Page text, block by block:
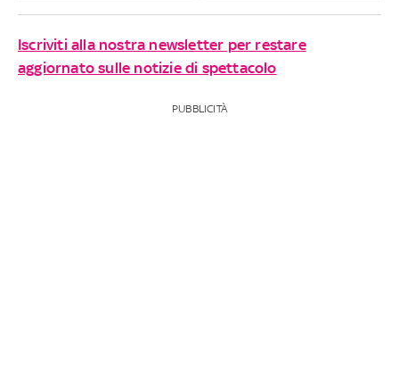
Iscriviti alla nostra newsletter per restare
aggiornato sulle notizie di spettacolo
PUBBLICITÀ